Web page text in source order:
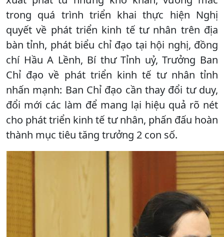
trong quá trình triển khai thực hiện Nghị
quyết về phát triển kinh tế tư nhân trên địa
bàn tỉnh, phát biểu chỉ đạo tại hội nghị, đồng
chí Hầu A Lềnh, Bí thư Tỉnh uỷ, Trưởng Ban
Chỉ đạo về phát triển kinh tế tư nhân tỉnh
nhấn mạnh: Ban Chỉ đạo cần thay đổi tư duy,
đổi mới các làm để mang lại hiệu quả rõ nét
cho phát triển kinh tế tư nhân, phấn đấu hoàn
thành mục tiêu tăng trưởng 2 con số.